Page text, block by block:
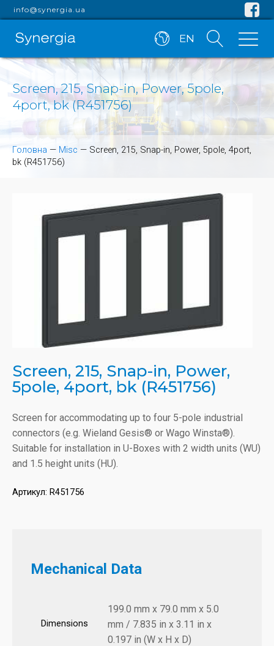
info@synergia.ua
EN
Screen, 215, Snap-in, Power, 5pole,
4port, bk (R451756)
Головна — Misc — Screen, 215, Snap-in, Power, 5pole, 4port,
bk (R451756)
Screen, 215, Snap-in, Power,
5pole, 4port, bk (R451756)
Screen for accommodating up to four 5-pole industrial
connectors (e.g. Wieland Gesis® or Wago Winsta®).
Suitable for installation in U-Boxes with 2 width units (WU)
and 1.5 height units (HU).
Артикул: R451756
Mechanical Data
Dimensions
199.0 mm x 79.0 mm x 5.0
mm / 7.835 in x 3.11 in x
0.197 in (W x H x D)